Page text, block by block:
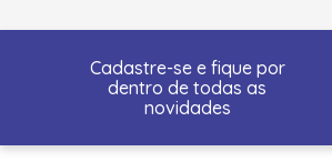
Cadastre-se e fique por
dentro de todas as
novidades